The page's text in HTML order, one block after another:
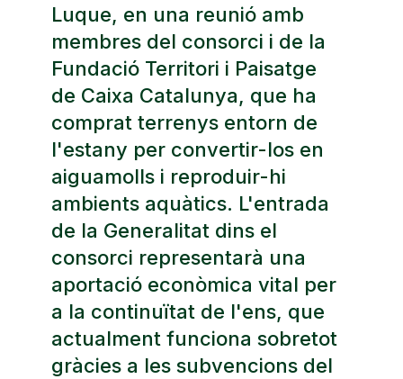
Luque, en una reunió amb
membres del consorci i de la
Fundació Territori i Paisatge
de Caixa Catalunya, que ha
comprat terrenys entorn de
l'estany per convertir-los en
aiguamolls i reproduir-hi
ambients aquàtics. L'entrada
de la Generalitat dins el
consorci representarà una
aportació econòmica vital per
a la continuïtat de l'ens, que
actualment funciona sobretot
gràcies a les subvencions del